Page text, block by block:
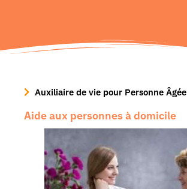
Auxiliaire de vie pour Personne Âgée
Aide aux personnes à domicile